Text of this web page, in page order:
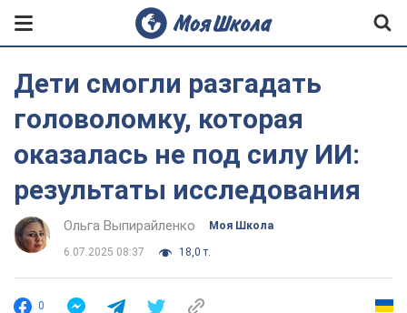
Дети смогли разгадать
головоломку, которая
оказалась не под силу ИИ:
результаты исследования
Ольга Выпирайленко Моя Школа
6.07.2025 08:37 18,0 т.
0